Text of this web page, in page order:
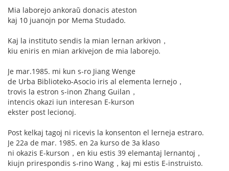
Mia laborejo ankoraŭ donacis ateston
kaj 10 juanojn por Mema Studado.
Kaj la instituto sendis la mian lernan arkivon，
kiu eniris en mian arkivejon de mia laborejo.
Je mar.1985. mi kun s-ro Jiang Wenge
de Urba Biblioteko-Asocio iris al elementa lernejo，
trovis la estron s-inon Zhang Guilan，
intencis okazi iun interesan E-kurson
ekster post lecionoj.
Post kelkaj tagoj ni ricevis la konsenton el lerneja estraro.
Je 22a de mar. 1985. en 2a kurso de 3a klaso
ni okazis E-kurson，en kiu estis 39 elemantaj lernantoj，
kiujn prirespondis s-rino Wang，kaj mi estis E-instruisto.